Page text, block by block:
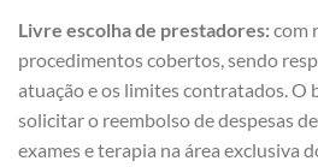
Livre escolha de prestadores:com
procedimentos cobertos, sendo
atuação e os limites contratados. O
solicitar o reembolso de despesas
exames e terapia na área exclusiva